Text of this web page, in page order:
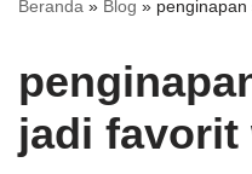
Beranda » Blog »
jadi favorit